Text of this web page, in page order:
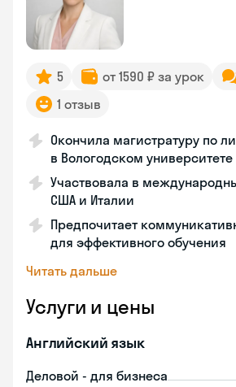
5 от 1590 ₽ за урок
1 отзыв
Окончила магистратуру по
в Вологодском университете
Участвовала в
США и Италии
Предпочитает
для эффективного обучения
Читать дальше
Услуги и цены
Английский язык
Деловой - для бизнеса